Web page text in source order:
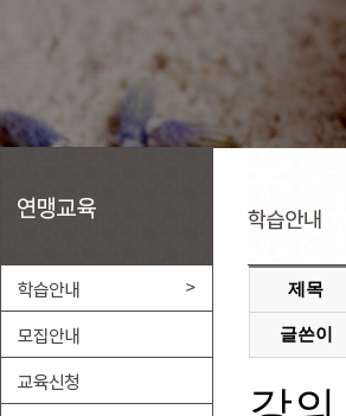
제목
글쓴이